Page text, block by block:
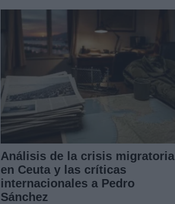
Análisis de la crisis migratoria
en Ceuta y las críticas
internacionales a Pedro
Sánchez